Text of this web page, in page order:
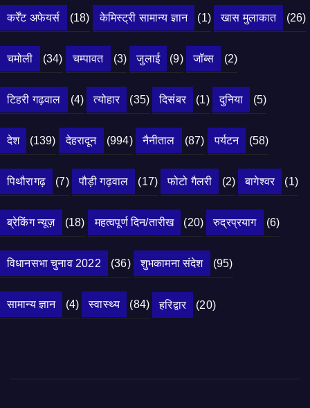
कर्रेंट अफेयर्स (18) केमिस्ट्री सामान्य ज्ञान (1) खास मुलाकात (26)
चमोली (34) चम्पावत (3) जुलाई (9) जॉब्स (2)
टिहरी गढ़वाल (4) त्योहार (35) दिसंबर (1) दुनिया (5)
देश (139) देहरादून (994) नैनीताल (87) पर्यटन (58)
पिथौरागढ़ (7) पौड़ी गढ़वाल (17) फोटो गैलरी (2) बागेश्वर (1)
ब्रेकिंग न्यूज़ (18) महत्वपूर्ण दिन/तारीख (20) रुद्रप्रयाग (6)
विधानसभा चुनाव 2022 (36) शुभकामना संदेश (95)
सामान्य ज्ञान (4) स्वास्थ्य (84) हरिद्वार (20)